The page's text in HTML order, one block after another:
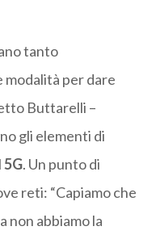
tanto
per dare
Buttarelli –
gli elementi di
5G. Un punto di
reti: “Capiamo che
non abbiamo la